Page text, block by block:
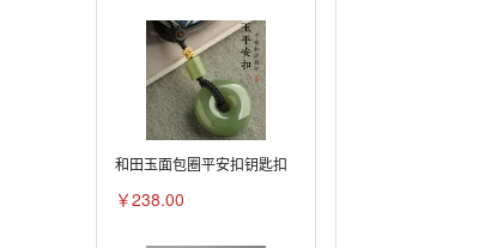
和田玉面包圈平安扣钥匙扣
￥238.00